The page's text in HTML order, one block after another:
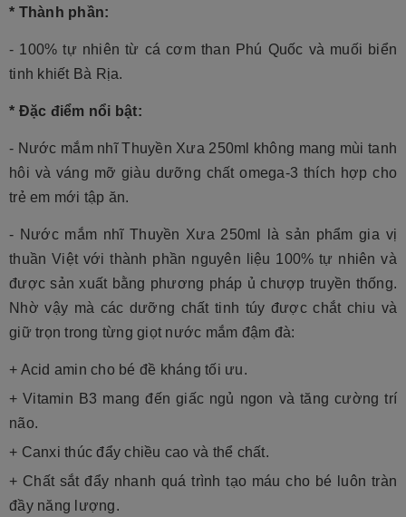
* Thành phần:
- 100% tự nhiên từ cá cơm than Phú Quốc và muối biển
tinh khiết Bà Rịa.
* Đặc điểm nổi bật:
- Nước mắm nhĩ Thuyền Xưa 250ml không mang mùi tanh
hôi và váng mỡ giàu dưỡng chất omega-3 thích hợp cho
trẻ em mới tập ăn.
- Nước mắm nhĩ Thuyền Xưa 250ml là sản phẩm gia vị
thuần Việt với thành phần nguyên liệu 100% tự nhiên và
được sản xuất bằng phương pháp ủ chượp truyền thống.
Nhờ vậy mà các dưỡng chất tinh túy được chắt chiu và
giữ trọn trong từng giọt nước mắm đậm đà:
+ Acid amin cho bé đề kháng tối ưu.
+ Vitamin B3 mang đến giấc ngủ ngon và tăng cường trí
não.
+ Canxi thúc đẩy chiều cao và thể chất.
+ Chất sắt đẩy nhanh quá trình tạo máu cho bé luôn tràn
đầy năng lượng.